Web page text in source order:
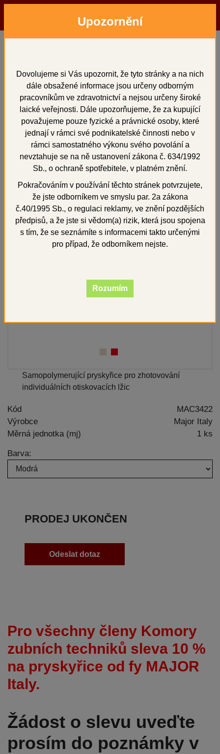
Hledat Přihlásit
MAJOR.TRAY plv. 1000
Samopolymerující pryskyřice pro zhotovování
individuálních otiskovacích lžic
Kód
MAC3422
Výrobce
Major Italy
Měrná jednotka (mj)
1 ks
Barva:
PRODEJ UKONČEN
Odeslat dotaz
Pro všechny členy Komory
zubních techniků sleva 10 %
na pryskyřice od fy MAJOR
Italy.
Žádost o slevu uveďte
prosím do poznámky v
Upozornění
Dovolujeme si Vás upozornit, že tyto stránky a na nich
dále obsažené informace jsou určeny odborným
pracovníkům ve zdravotnictví a nejsou určeny široké
laické veřejnosti. Dále upozorňujeme, že za kupující
považujeme pouze fyzické a právnické osoby, které
jednají v rámci své podnikatelské činnosti nebo v
rámci samostatného výkonu svého povolání a
nevztahuje se na ně ustanovení zákona č. 634/1992
Sb., o ochraně spotřebitele, v platném znění.
Pokračováním v používání těchto stránek potvrzujete,
že jste odborníkem ve smyslu par. 2a zákona
č.40/1995 Sb., o regulaci reklamy, ve znění pozdějších
předpisů, a že jste si vědom(a) rizik, která jsou spojena
s tím, že se seznámíte s informacemi takto určenými
pro případ, že odborníkem nejste.
Rozumím